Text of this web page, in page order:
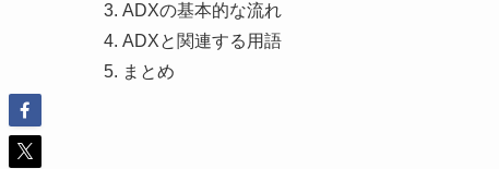
ADXの基本的な流れ
ADXと関連する用語
まとめ